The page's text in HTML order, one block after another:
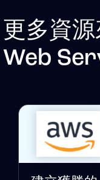
更多資源
Web